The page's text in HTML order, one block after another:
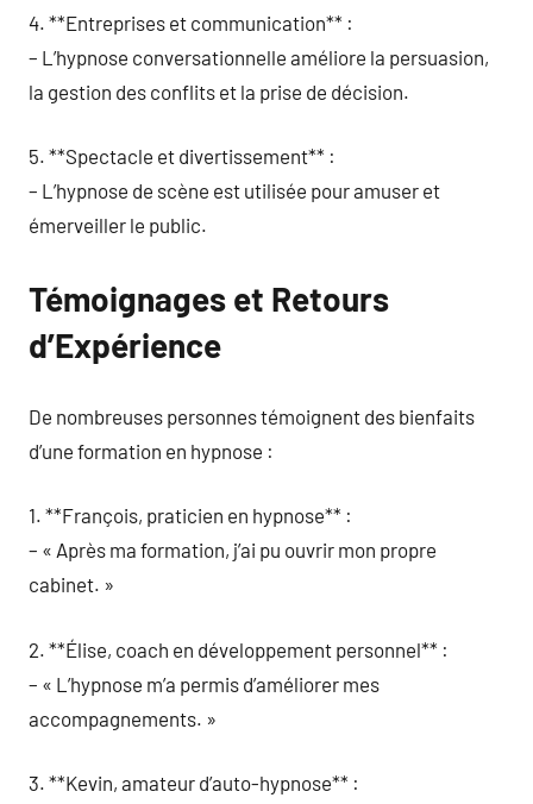
4. **Entreprises et communication** :
– L’hypnose conversationnelle améliore la persuasion,
la gestion des conflits et la prise de décision.
5. **Spectacle et divertissement** :
– L’hypnose de scène est utilisée pour amuser et
émerveiller le public.
Témoignages et Retours
d’Expérience
De nombreuses personnes témoignent des bienfaits
d’une formation en hypnose :
1. **François, praticien en hypnose** :
– « Après ma formation, j’ai pu ouvrir mon propre
cabinet. »
2. **Élise, coach en développement personnel** :
– « L’hypnose m’a permis d’améliorer mes
accompagnements. »
3. **Kevin, amateur d’auto-hypnose** :